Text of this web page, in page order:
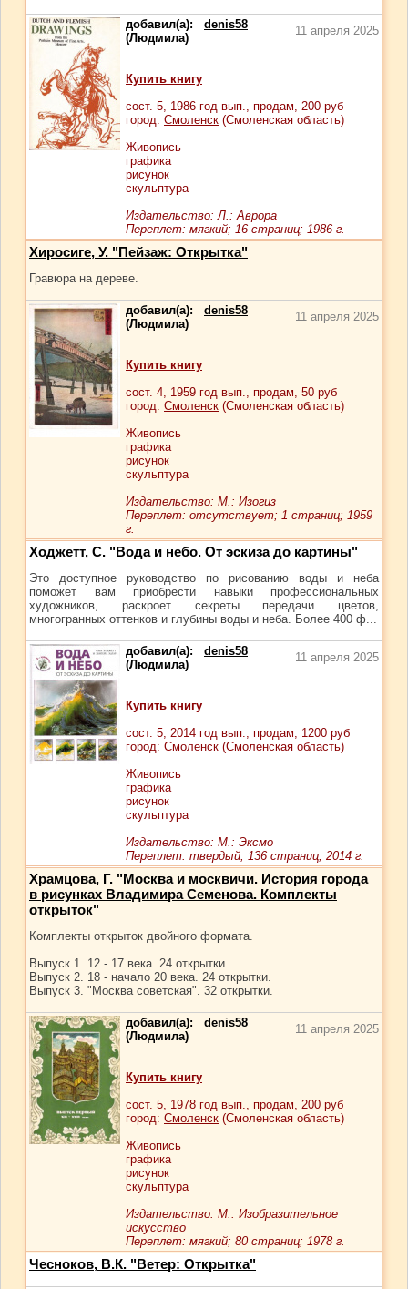
добавил(а): denis58
(Людмила)
11 апреля 2025
Купить книгу
сост. 5, 1986 год вып., продам, 200 руб
город: Смоленск (Смоленская область)
Живопись
графика
рисунок
скульптура
Издательство: Л.: Аврора
Переплет: мягкий; 16 страниц; 1986 г.
Хиросиге, У. "Пейзаж: Открытка"
Гравюра на дереве.
добавил(а): denis58
(Людмила)
11 апреля 2025
Купить книгу
сост. 4, 1959 год вып., продам, 50 руб
город: Смоленск (Смоленская область)
Живопись
графика
рисунок
скульптура
Издательство: М.: Изогиз
Переплет: отсутствует; 1 страниц; 1959
г.
Ходжетт, С. "Вода и небо. От эскиза до картины"
Это доступное руководство по рисованию воды и неба
поможет вам приобрести навыки профессиональных
художников, раскроет секреты передачи цветов,
многогранных оттенков и глубины воды и неба. Более 400 ф...
добавил(а): denis58
(Людмила)
11 апреля 2025
Купить книгу
сост. 5, 2014 год вып., продам, 1200 руб
город: Смоленск (Смоленская область)
Живопись
графика
рисунок
скульптура
Издательство: М.: Эксмо
Переплет: твердый; 136 страниц; 2014 г.
Храмцова, Г. "Москва и москвичи. История города
в рисунках Владимира Семенова. Комплекты
открыток"
Комплекты открыток двойного формата.
Выпуск 1. 12 - 17 века. 24 открытки.
Выпуск 2. 18 - начало 20 века. 24 открытки.
Выпуск 3. "Москва советская". 32 открытки.
добавил(а): denis58
(Людмила)
11 апреля 2025
Купить книгу
сост. 5, 1978 год вып., продам, 200 руб
город: Смоленск (Смоленская область)
Живопись
графика
рисунок
скульптура
Издательство: М.: Изобразительное
искусство
Переплет: мягкий; 80 страниц; 1978 г.
Чесноков, В.К. "Ветер: Открытка"